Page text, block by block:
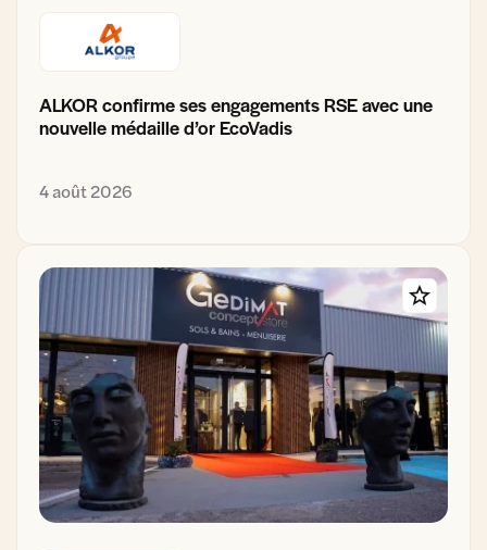
ALKOR confirme ses engagements RSE avec une
nouvelle médaille d’or EcoVadis
4 août 2026